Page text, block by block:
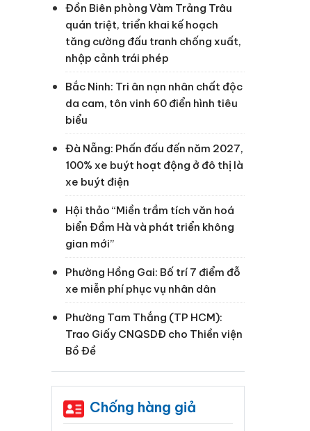
Đồn Biên phòng Vàm Trảng Trâu
quán triệt, triển khai kế hoạch
tăng cường đấu tranh chống xuất,
nhập cảnh trái phép
Bắc Ninh: Tri ân nạn nhân chất độc
da cam, tôn vinh 60 điển hình tiêu
biểu
Đà Nẵng: Phấn đấu đến năm 2027,
100% xe buýt hoạt động ở đô thị là
xe buýt điện
Hội thảo “Miền trầm tích văn hoá
biển Đầm Hà và phát triển không
gian mới”
Phường Hồng Gai: Bố trí 7 điểm đỗ
xe miễn phí phục vụ nhân dân
Phường Tam Thắng (TP HCM):
Trao Giấy CNQSDĐ cho Thiền viện
Bồ Đề
Chống hàng giả